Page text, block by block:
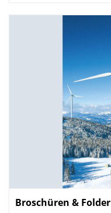
Broschüren & Folder